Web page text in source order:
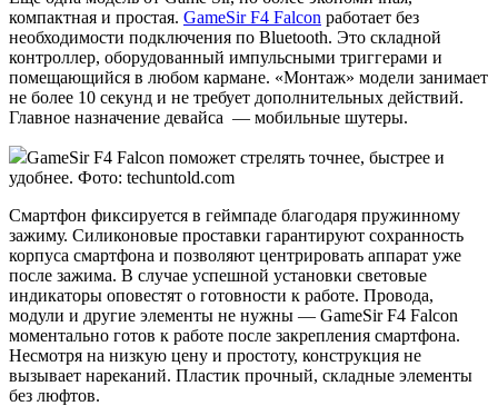
компактная и простая. GameSir F4 Falcon работает без
необходимости подключения по Bluetooth. Это складной
контроллер, оборудованный импульсными триггерами и
помещающийся в любом кармане. «Монтаж» модели занимает
не более 10 секунд и не требует дополнительных действий.
Главное назначение девайса — мобильные шутеры.
GameSir F4 Falcon поможет стрелять точнее, быстрее и
удобнее. Фото: techuntold.com
Смартфон фиксируется в геймпаде благодаря пружинному
зажиму. Силиконовые проставки гарантируют сохранность
корпуса смартфона и позволяют центрировать аппарат уже
после зажима. В случае успешной установки световые
индикаторы оповестят о готовности к работе. Провода,
модули и другие элементы не нужны — GameSir F4 Falcon
моментально готов к работе после закрепления смартфона.
Несмотря на низкую цену и простоту, конструкция не
вызывает нареканий. Пластик прочный, складные элементы
без люфтов.